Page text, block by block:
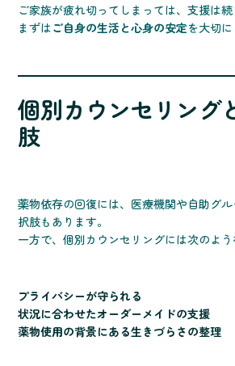
ご家族が疲れ切ってしまっては、支援は続
まずはご自身の生活と心身の安定を大切に
個別カウンセリング
肢
薬物依存の回復には、医療機関や自助グ
択肢もあります。
一方で、個別カウンセリングには次のよう
プライバシーが守られる
状況に合わせたオーダーメイドの支援
薬物使用の背景にある生きづらさの整理